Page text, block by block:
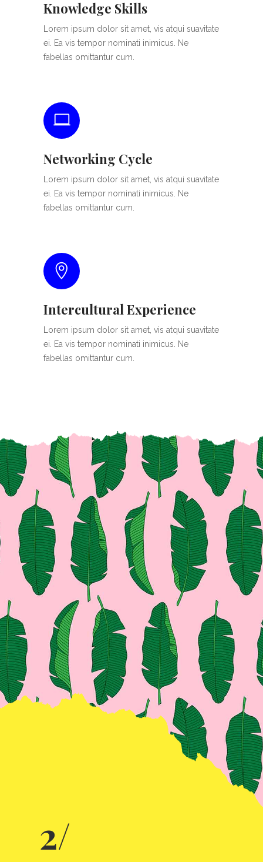
Knowledge Skills
Lorem ipsum dolor sit amet, vis atqui suavitate
ei. Ea vis tempor nominati inimicus. Ne
fabellas omittantur cum.
Networking Cycle
Lorem ipsum dolor sit amet, vis atqui suavitate
ei. Ea vis tempor nominati inimicus. Ne
fabellas omittantur cum.
Intercultural Experience
Lorem ipsum dolor sit amet, vis atqui suavitate
ei. Ea vis tempor nominati inimicus. Ne
fabellas omittantur cum.
2/